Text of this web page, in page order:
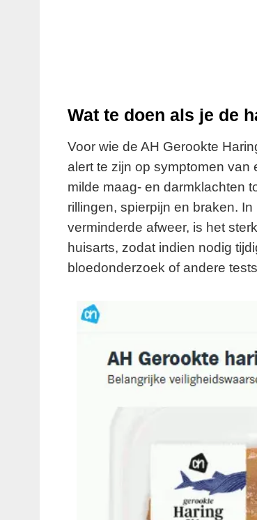
Wat te doen als je de
Voor wie de AH Gerookte
alert te zijn op symptomen
milde maag- en darmklachten
rillingen, spierpijn en braken.
verminderde afweer, is het
huisarts, zodat indien nodig
bloedonderzoek of andere